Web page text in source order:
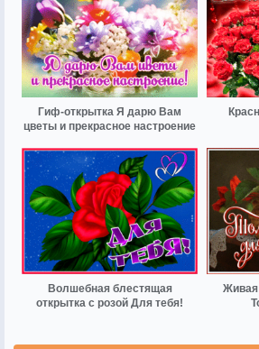
Гиф-открытка Я дарю Вам
цветы и прекрасное настроение
Волшебная блестящая
открытка с розой Для тебя!
Живая